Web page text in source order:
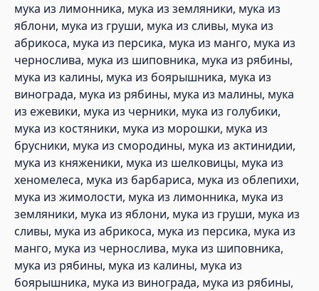
мука из лимонника, мука из земляники, мука из
яблони, мука из груши, мука из сливы, мука из
абрикоса, мука из персика, мука из манго, мука из
чернослива, мука из шиповника, мука из рябины,
мука из калины, мука из боярышника, мука из
винограда, мука из рябины, мука из малины, мука
из ежевики, мука из черники, мука из голубики,
мука из костяники, мука из морошки, мука из
брусники, мука из смородины, мука из актинидии,
мука из княженики, мука из шелковицы, мука из
хеномелеса, мука из барбариса, мука из облепихи,
мука из жимолости, мука из лимонника, мука из
земляники, мука из яблони, мука из груши, мука из
сливы, мука из абрикоса, мука из персика, мука из
манго, мука из чернослива, мука из шиповника,
мука из рябины, мука из калины, мука из
боярышника, мука из винограда, мука из рябины,